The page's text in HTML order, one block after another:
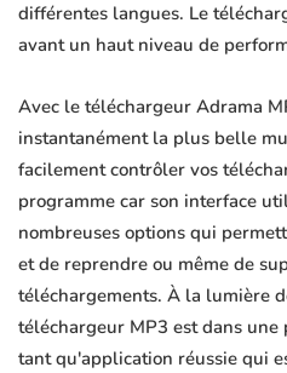
différentes langues. Le
avant un haut niveau de
Avec le téléchargeur Adrama
instantanément la plus belle
facilement contrôler vos
programme car son interface
nombreuses options qui
et de reprendre ou même de
téléchargements. À la lumière
téléchargeur MP3 est dans
tant qu'application réussie qui